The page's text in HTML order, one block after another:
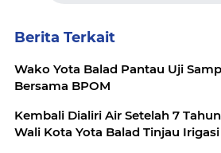
Berita Terkait
Wako Yota Balad Pantau Uji
Bersama BPOM
Kembali Dialiri Air Setelah 7
Wali Kota Yota Balad Tinjau